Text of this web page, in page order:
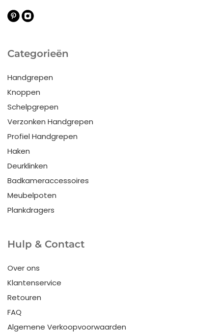
Categorieën
Handgrepen
Knoppen
Schelpgrepen
Verzonken Handgrepen
Profiel Handgrepen
Haken
Deurklinken
Badkameraccessoires
Meubelpoten
Plankdragers
Hulp & Contact
Over ons
Klantenservice
Retouren
FAQ
Algemene Verkoopvoorwaarden